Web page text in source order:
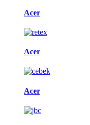
Acer
Acer
Acer